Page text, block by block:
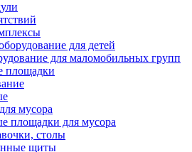
для детей
для маломобильных групп
площадки
мусора
площадки для мусора
столы
щиты